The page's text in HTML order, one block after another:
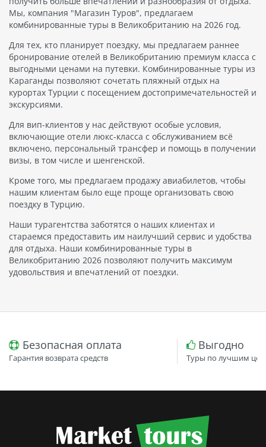
Мы, компания "Магазин Туров", предлагаем
комбинированные туры в Великобританию на 2026 год.
Для тех, кто планирует поездку, мы предлагаем раннее
бронирование отелей в Великобританию премиум класса с
выгодными ценами на путевки. Комбинированные туры из
Караганды позволяют сочетать пляжный отдых на
курортах Турции с посещением достопримечательностей и
экскурсиями.
Для вип-клиентов у нас действуют особые условия,
включающие отели люкс-класса с обслуживанием всё
включено, персональный трансфер и помощь в получении
визы, в том числе и шенгенской.
Кроме того, мы предлагаем продажу авиабилетов, чтобы
нашим клиентам было еще проще организовать свою
поездку в Турцию.
Наши турагентства заботятся о наших клиентах и
стараемся предоставить им наилучший сервис и удобства
для отдыха. Наши комбинированные туры в
Великобританию 2026 позволяют получить максимум
удовольствия и впечатлений от поездки.
Безопасная оплата
Гарантия возврата средств
Выгодно
Туры по лучшим